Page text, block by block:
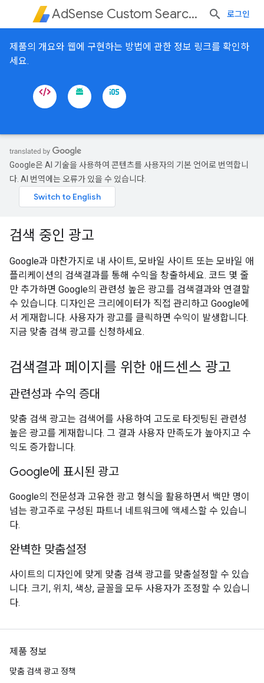
AdSense Custom Search Ads 로그인
제품의 개요와 웹에 구현하는 방법에 관한 정보 링크를 확인하
세요.
Google은 AI 기술을 사용하여 콘텐츠를 사용자의 기본 언어로 번역합니
다. AI 번역에는 오류가 있을 수 있습니다.
검색 중인 광고
Google과 마찬가지로 내 사이트, 모바일 사이트 또는 모바일 애
플리케이션의 검색결과를 통해 수익을 창출하세요. 코드 몇 줄
만 추가하면 Google의 관련성 높은 광고를 검색결과와 연결할
수 있습니다. 디자인은 크리에이터가 직접 관리하고 Google에
서 게재합니다. 사용자가 광고를 클릭하면 수익이 발생합니다.
지금 맞춤 검색 광고를 신청하세요.
검색결과 페이지를 위한 애드센스 광고
관련성과 수익 증대
맞춤 검색 광고는 검색어를 사용하여 고도로 타겟팅된 관련성
높은 광고를 게재합니다. 그 결과 사용자 만족도가 높아지고 수
익도 증가합니다.
Google에 표시된 광고
Google의 전문성과 고유한 광고 형식을 활용하면서 백만 명이
넘는 광고주로 구성된 파트너 네트워크에 액세스할 수 있습니
다.
완벽한 맞춤설정
사이트의 디자인에 맞게 맞춤 검색 광고를 맞춤설정할 수 있습
니다. 크기, 위치, 색상, 글꼴을 모두 사용자가 조정할 수 있습니
다.
제품 정보
맞춤 검색 광고 정책